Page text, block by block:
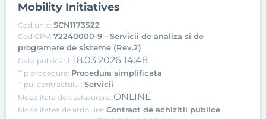
Mobility Initiatives
Cod unic: SCN1173522
Cod CPV: 72240000-9 - Servicii de analiza si de
programare de sisteme (Rev.2)
Data publicării: 18.03.2026 14:48
Tip procedura: Procedura simplificata
Tipul contractului: Servicii
Modalitate de desfasurare: ONLINE
Modalitatea de atribuire: Contract de achizitii publice